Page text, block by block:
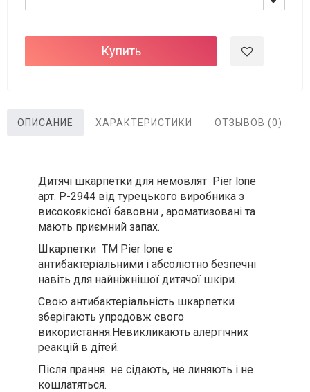
Купить
ОПИСАНИЕ ХАРАКТЕРИСТИКИ ОТЗЫВОВ (0)
Дитячі шкарпетки для немовлят Pier lone
арт. P-2944 від турецького виробника з
високоякісної бавовни , ароматизовані та
мають приємний запах.
Шкарпетки ТМ Pier lone є
антибактеріальними і абсолютно безпечні
навіть для найніжнішої дитячої шкіри.
Свою антибактеріальність шкарпетки
зберігають упродовж свого
використання.Невикликають алергічних
реакцій в дітей.
Після прання не сідають, не линяють і не
кошлатяться.